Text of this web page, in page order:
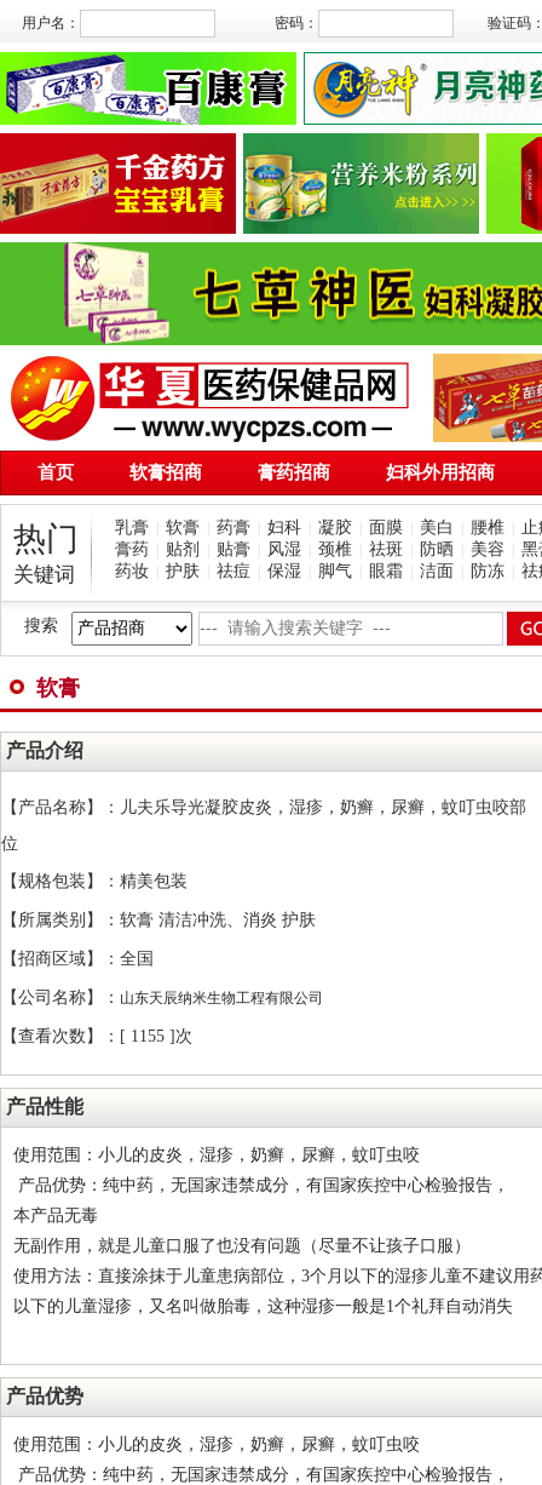
用户名： 密码： 验证码
首页 软膏招商 膏药招商 妇科外用招商
热门
关键词
乳膏 软膏 药膏 妇科 凝胶 面膜 美白 腰椎
止
膏药
贴剂 贴膏 风湿 颈椎 祛斑 防晒 美容
黑
药妆
护肤 祛痘 保湿 脚气 眼霜 洁面 防冻 祛
搜索
软膏
产品介绍
【产品名称】：儿夫乐导光凝胶皮炎，湿疹，奶癣，尿癣，蚊叮虫咬部
位
【规格包装】：精美包装
【所属类别】：软膏 清洁冲洗、消炎 护肤
【招商区域】：全国
【公司名称】： 山东天辰纳米生物工程有限公司
【查看次数】：[ 1155 ]次
产品性能
使用范围：小儿的皮炎，湿疹，奶癣，尿癣，蚊叮虫咬
产品优势：纯中药，无国家违禁成分，有国家疾控中心检验报告，
本产品无毒
无副作用，就是儿童口服了也没有问题（尽量不让孩子口服）
使用方法：直接涂抹于儿童患病部位，3个月以下的湿疹儿童不建议用
以下的儿童湿疹，又名叫做胎毒，这种湿疹一般是1个礼拜自动消失
产品优势
使用范围：小儿的皮炎，湿疹，奶癣，尿癣，蚊叮虫咬
产品优势：纯中药，无国家违禁成分，有国家疾控中心检验报告，